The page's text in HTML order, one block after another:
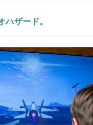
ザード。